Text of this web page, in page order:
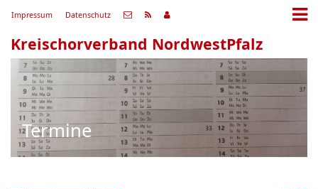
Impressum Datenschutz
Kreischorverband NordwestPfalz
Termine